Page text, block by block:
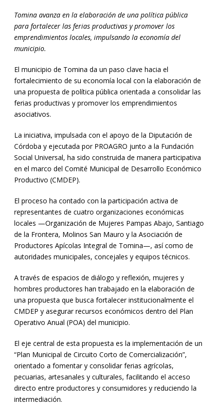
Tomina avanza en la elaboración de una política pública
para fortalecer las ferias productivas y promover los
emprendimientos locales, impulsando la economía del
municipio.
El municipio de Tomina da un paso clave hacia el
fortalecimiento de su economía local con la elaboración de
una propuesta de política pública orientada a consolidar las
ferias productivas y promover los emprendimientos
asociativos.
La iniciativa, impulsada con el apoyo de la Diputación de
Córdoba y ejecutada por PROAGRO junto a la Fundación
Social Universal, ha sido construida de manera participativa
en el marco del Comité Municipal de Desarrollo Económico
Productivo (CMDEP).
El proceso ha contado con la participación activa de
representantes de cuatro organizaciones económicas
locales —Organización de Mujeres Pampas Abajo, Santiago
de la Frontera, Molinos San Mauro y la Asociación de
Productores Apícolas Integral de Tomina—, así como de
autoridades municipales, concejales y equipos técnicos.
A través de espacios de diálogo y reflexión, mujeres y
hombres productores han trabajado en la elaboración de
una propuesta que busca fortalecer institucionalmente el
CMDEP y asegurar recursos económicos dentro del Plan
Operativo Anual (POA) del municipio.
El eje central de esta propuesta es la implementación de un
“Plan Municipal de Circuito Corto de Comercialización”,
orientado a fomentar y consolidar ferias agrícolas,
pecuarias, artesanales y culturales, facilitando el acceso
directo entre productores y consumidores y reduciendo la
intermediación.